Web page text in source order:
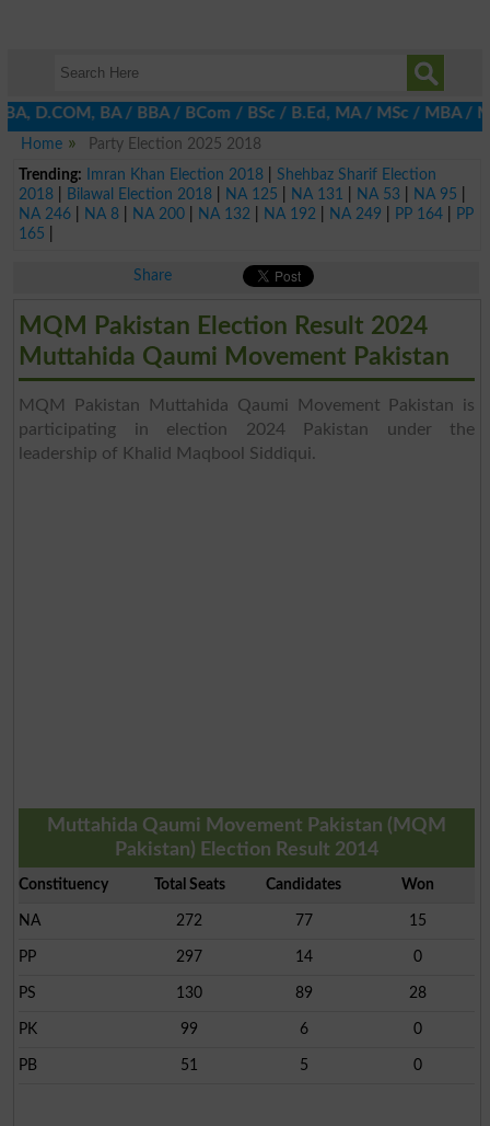
BA / BBA / BCom / BSc / B.Ed, MA / MSc / MBA /
Home
Party Election 2025 2018
Trending:
Imran Khan Election 2018| Shehbaz Sharif Election
2018| Bilawal Election 2018| NA 125 NA 131 NA 53 NA 95
NA 246| NA 8| NA 200| NA 132 NA 192 NA 249 PP 164|
PP
165
Share
MQM Pakistan Election Result 2024
Muttahida Qaumi Movement Pakistan
MQM Pakistan Muttahida Qaumi Movement Pakistan is
participating in election 2024 Pakistan under the
leadership of Khalid Maqbool Siddiqui.
Muttahida Qaumi Movement Pakistan (MQM
Pakistan) Election Result 2014
Constituency Total Seats Candidates Won
NA 272 77 15
PP 297 14 0
PS 130 89 28
PK 99 6 0
PB 51 5 0